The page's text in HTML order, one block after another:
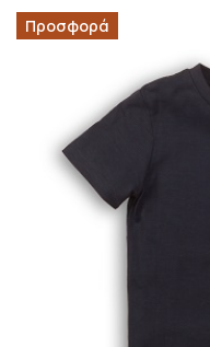
Προσφορά